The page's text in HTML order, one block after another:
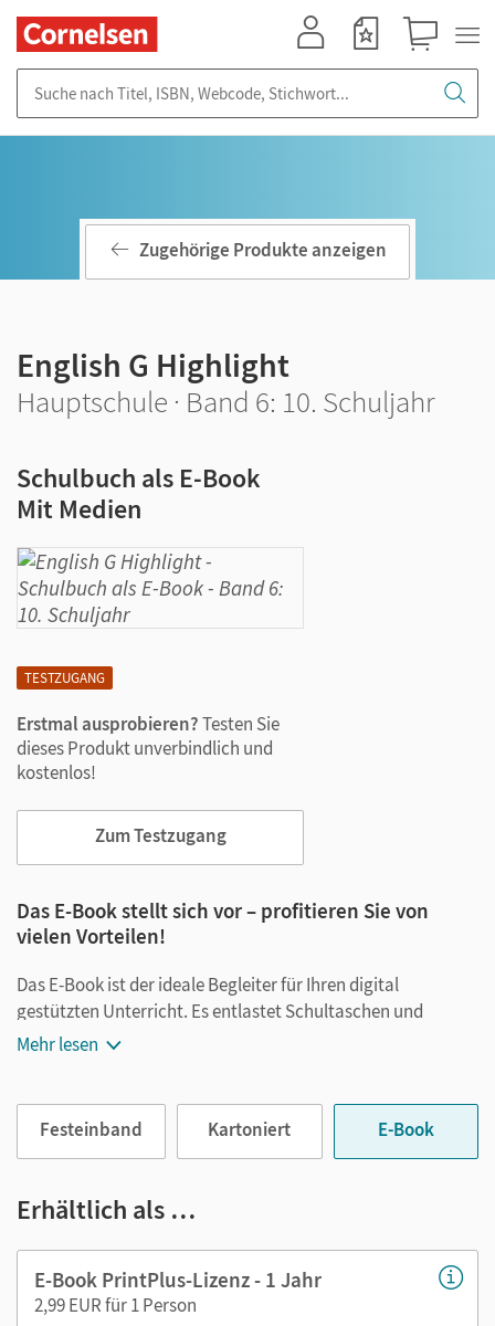
TESTZUGANG
Erstmal ausprobieren?Testen Sie
dieses Produkt unverbindlich und
kostenlos!
Zum Testzugang
Zugehörige Produkte anzeigen
English G Highlight
Hauptschule · Band 6: 10. Schuljahr
Schulbuch als E-Book
Mit Medien
Das E-Book stellt sich vor – profitieren Sie von
vielen Vorteilen!
Das E-Book ist der ideale Begleiter für Ihren digital
gestützten Unterricht. Es entlastet Schultaschen und
Rucksäcke und ist jederzeit unkompliziert verfügbar.
Notizen erstellen
Text ergänzen
im Text suchen
zoomen
Mehr lesen
Festeinband Kartoniert E-Book
Erhältlich als …
E-Book PrintPlus-Lizenz - 1 Jahr
2,99 EUR für 1 Person